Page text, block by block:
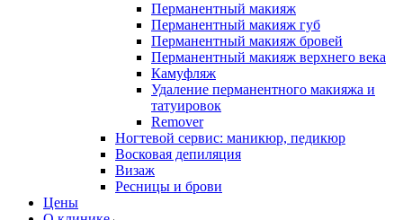
Перманентный макияж
Перманентный макияж губ
Перманентный макияж бровей
Перманентный макияж верхнего века
Камуфляж
Удаление перманентного макияжа и
татуировок
Remover
Ногтевой сервис: маникюр, педикюр
Восковая депиляция
Визаж
Ресницы и брови
Цены